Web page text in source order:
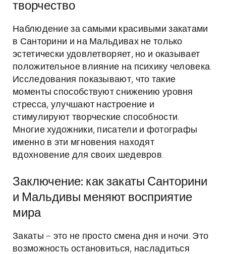
творчество
Наблюдение за самыми красивыми закатами
в Санторини и на Мальдивах не только
эстетически удовлетворяет, но и оказывает
положительное влияние на психику человека.
Исследования показывают, что такие
моменты способствуют снижению уровня
стресса, улучшают настроение и
стимулируют творческие способности.
Многие художники, писатели и фотографы
именно в эти мгновения находят
вдохновение для своих шедевров.
Заключение: как закаты Санторини
и Мальдивы меняют восприятие
мира
Закаты – это не просто смена дня и ночи. Это
возможность остановиться, насладиться